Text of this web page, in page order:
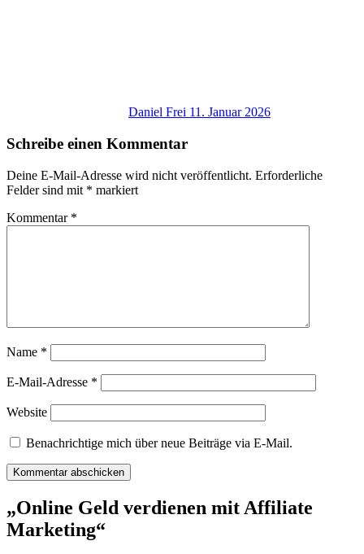
Daniel Frei 11. Januar 2026
Schreibe einen Kommentar
Deine E-Mail-Adresse wird nicht veröffentlicht. Erforderliche
Felder sind mit * markiert
Kommentar *
Name *
E-Mail-Adresse *
Website
Benachrichtige mich über neue Beiträge via E-Mail.
„Online Geld verdienen mit Affiliate
Marketing“